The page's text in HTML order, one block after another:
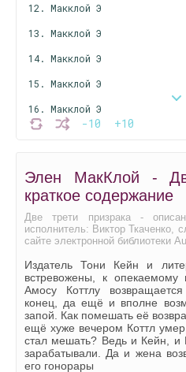
-10 +10
12. Макклой Э
13. Макклой Э
14. Макклой Э
15. Макклой Э
16. Макклой Э
17. Макклой Э
19. Макклой Э
21. Макклой Э
22. Макклой Э
23. Макклой Э
24. Макклой Э
25. Макклой Э
26. Макклой Э
Элен МакКлой -
краткое содержание
Две трети призрака -
исполнитель: Виктор Ткаченко,
сайте электронной библиотеки
Издатель Тони Кейн и
встревожены, к опекаемому
Амосу Коттлу
конец, да ещё и вполне
запой. Как помешать её
ещё хуже вечером Коттл
стал мешать? Ведь и Кейн,
зарабатывали. Да и жена
его гонорары